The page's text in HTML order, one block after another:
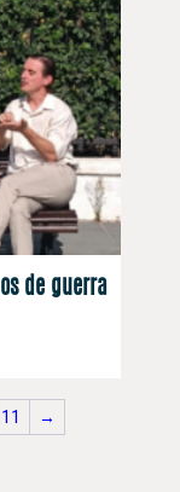
de guerra
11 →